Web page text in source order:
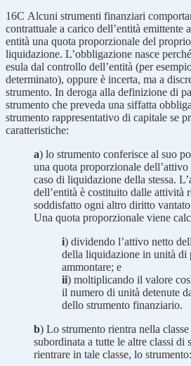
16C Alcuni strumenti finanziari
contrattuale a carico dell’entità emittente
entità una quota proporzionale del
liquidazione. L’obbligazione nasce
esula dal controllo dell’entità (per
determinato), oppure è incerta, ma a
strumento. In deroga alla definizione di
strumento che preveda una siffatta
strumento rappresentativo di capitale se
caratteristiche:
a) lo strumento conferisce al suo
una quota proporzionale dell’attivo
caso di liquidazione della stessa.
dell’entità è costituito dalle attività
soddisfatto ogni altro diritto
Una quota proporzionale viene
i) dividendo l’attivo netto
della liquidazione in unità di
ammontare; e
ii) moltiplicando il valore
il numero di unità detenute
dello strumento finanziario.
b) Lo strumento rientra nella
subordinata a tutte le altre classi di
rientrare in tale classe, lo strumento: